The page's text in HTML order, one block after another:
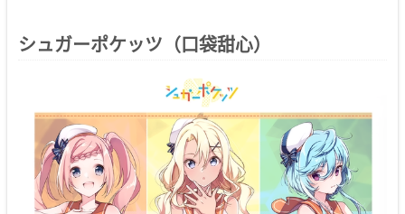
シュガーポケッツ（口袋甜心）